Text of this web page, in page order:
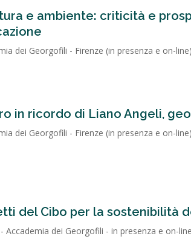
e ambiente: criticità e
dei Georgofili - Firenze (in presenza e on-line)
in ricordo di Liano Angeli,
dei Georgofili - Firenze (in presenza e on-line)
del Cibo per la sostenibilità
Accademia dei Georgofili - in presenza e on-line